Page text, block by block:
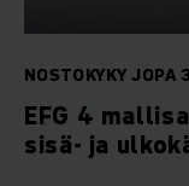
NOSTOKYKY
EFG 4
sisä- ja